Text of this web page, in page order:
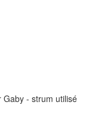
- strum utilisé